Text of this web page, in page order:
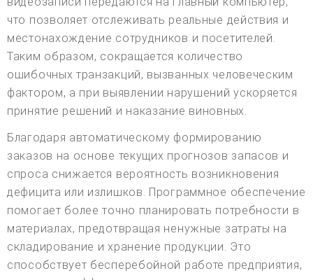
что позволяет отслеживать реальные действия и
местонахождение сотрудников и посетителей.
Таким образом, сокращается количество
ошибочных транзакций, вызванных человеческим
фактором, а при выявлении нарушений ускоряется
принятие решений и наказание виновных.
Благодаря автоматическому формированию
заказов на основе текущих прогнозов запасов и
спроса снижается вероятность возникновения
дефицита или излишков. Программное обеспечение
помогает более точно планировать потребности в
материалах, предотвращая ненужные затраты на
складирование и хранение продукции. Это
способствует бесперебойной работе предприятия,